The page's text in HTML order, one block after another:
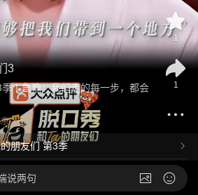
3
丨鲁豫：我们走的每一步，都会
朋友们 第3季
1
1
说两句